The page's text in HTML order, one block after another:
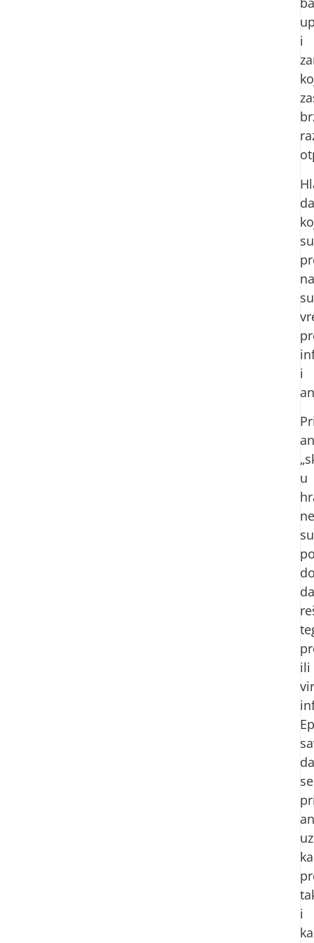
i
su
su
i
u
su
da
ili
da
se
i